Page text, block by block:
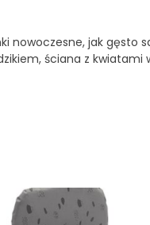
nowoczesne, jak gęsto
ściana z